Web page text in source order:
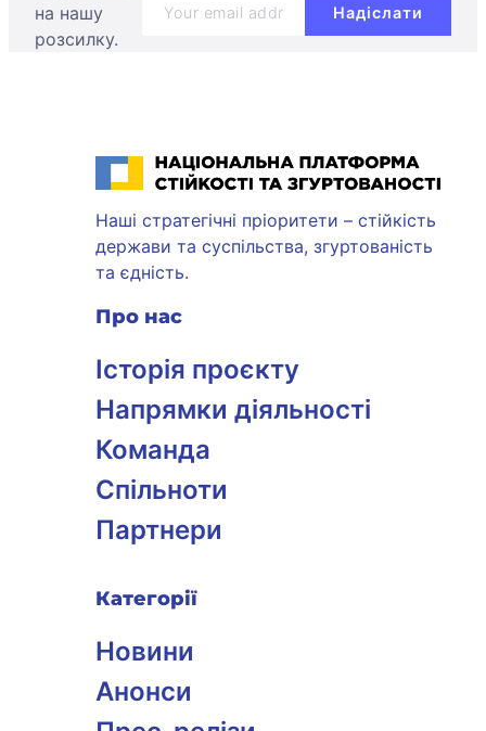
на нашу
розсилку.
Національна платформа стійкості та згуртованості
Наші стратегічні пріоритети – стійкість
держави та суспільства, згуртованість
та єдність.
Про нас
Історія проєкту
Напрямки діяльності
Команда
Спільноти
Партнери
Категорії
Новини
Анонси